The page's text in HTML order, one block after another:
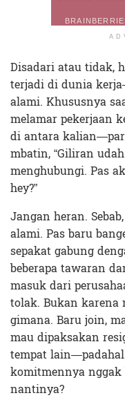
Disadari atau tidak,
terjadi di dunia
alami. Khususnya
melamar pekerjaan
di antara
mbatin, “Giliran
menghubungi. Pas
hey?”
Jangan heran.
alami. Pas baru
sepakat gabung
beberapa tawaran
masuk dari
tolak. Bukan karena
gimana. Baru join,
mau dipaksakan
tempat
komitmennya
nantinya?